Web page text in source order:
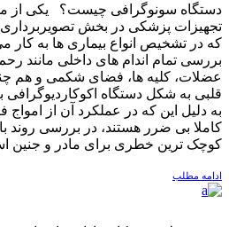
دستگاه سونوگرافی چیست؟ یکی از
تجهیزات پزشکی در بخش
که در تشخیص انواع بیماری ها به کار
بررسی تمام اندام های داخلی مانند
عضلات، کلیه ها، فضای شکمی و هم
قلبی به شکل دستگاه اکوکاردیوگرافی
به دلیل این که در عملکرد آن از
کاملا بی ضرر هستند، در بررسی روند
کوچک ترین خطری برای مادر و جنین
ادامه مطلب